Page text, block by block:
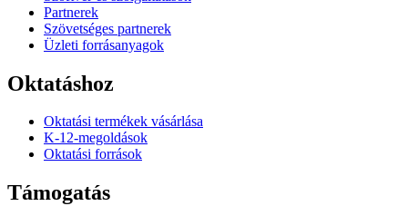
Partnerek
Szövetséges partnerek
Üzleti forrásanyagok
Oktatáshoz
Oktatási termékek vásárlása
K-12-megoldások
Oktatási források
Támogatás